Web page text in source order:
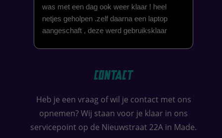
was met een dag ook weer klaar ! heel
netjes geholpen .zelf daarna een laptop
aangeschaft , deze werd gebruiksklaar
Contact
Heb je een vraag of wil je contact met ons
opnemen? Wij staan voor je klaar in ons
servicepoint op de Nieuwstraat 22A in Made.